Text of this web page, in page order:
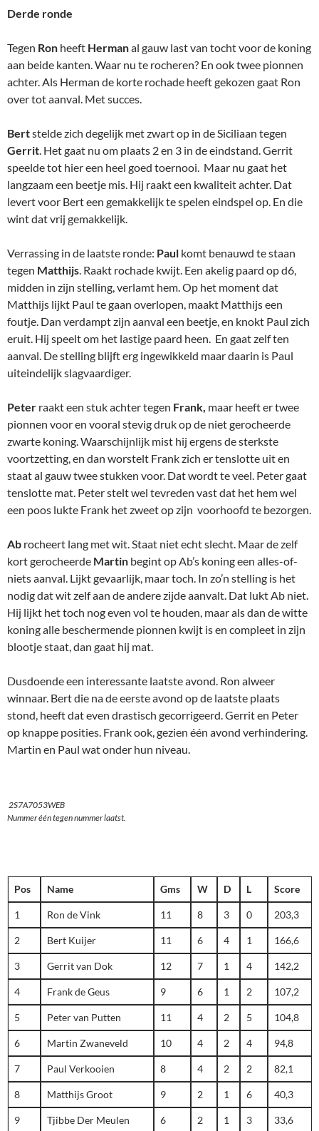
Derde ronde
Tegen Ron heeft Hermanal gauw last van tocht voor de koning
aan beide kanten. Waar nu te rocheren? En ook twee pionnen
achter. Als Herman de korte rochade heeft gekozen gaat Ron
over tot aanval. Met succes.
Bertstelde zich degelijk met zwart op in de Siciliaan tegen
Gerrit. Het gaat nu om plaats 2 en 3 in de eindstand. Gerrit
speelde tot hier een heel goed toernooi. Maar nu gaat het
langzaam een beetje mis. Hij raakt een kwaliteit achter. Dat
levert voor Bert een gemakkelijk te spelen eindspel op. En die
wint dat vrij gemakkelijk.
Verrassing in de laatste ronde: Paul komt benauwd te staan
tegen Matthijs. Raakt rochade kwijt. Een akelig paard op d6,
midden in zijn stelling, verlamt hem. Op het moment dat
Matthijs lijkt Paul te gaan overlopen, maakt Matthijs een
foutje. Dan verdampt zijn aanval een beetje, en knokt Paul zich
eruit. Hij speelt om het lastige paard heen. En gaat zelf ten
aanval. De stelling blijft erg ingewikkeld maar daarin is Paul
uiteindelijk slagvaardiger.
Peter raakt een stuk achter tegen Frank, maar heeft er twee
pionnen voor en vooral stevig druk op de niet gerocheerde
zwarte koning. Waarschijnlijk mist hij ergens de sterkste
voortzetting, en dan worstelt Frank zich er tenslotte uit en
staat al gauw twee stukken voor. Dat wordt te veel. Peter gaat
tenslotte mat. Peter stelt wel tevreden vast dat het hem wel
een poos lukte Frank het zweet op zijn voorhoofd te bezorgen.
Ab rocheert lang met wit. Staat niet echt slecht. Maar de zelf
kort gerocheerde Martin begint op Ab’s koning een alles-of-
niets aanval. Lijkt gevaarlijk, maar toch. In zo’n stelling is het
nodig dat wit zelf aan de andere zijde aanvalt. Dat lukt Ab niet.
Hij lijkt het toch nog even vol te houden, maar als dan de witte
koning alle beschermende pionnen kwijt is en compleet in zijn
blootje staat, dan gaat hij mat.
Dusdoende een interessante laatste avond. Ron alweer
winnaar. Bert die na de eerste avond op de laatste plaats
stond, heeft dat even drastisch gecorrigeerd. Gerrit en Peter
op knappe posities. Frank ook, gezien één avond verhindering.
Martin en Paul wat onder hun niveau.
2S7A7053WEB
Nummer één tegen nummer laatst.
Pos Name Gms W D L Score
1 Ron de Vink 11 8 3 0 203,3
2 Bert Kuijer 11 6 4 1 166,6
3 Gerrit van Dok 12 7 1 4 142,2
4 Frank de Geus 9 6 1 2 107,2
5 Peter van Putten 11 4 2 5 104,8
6 Martin Zwaneveld 10 4 2 4 94,8
7 Paul Verkooien 8 4 2 2 82,1
8 Matthijs Groot 9 2 1 6 40,3
9 Tjibbe Der Meulen 6 2 1 3 33,6